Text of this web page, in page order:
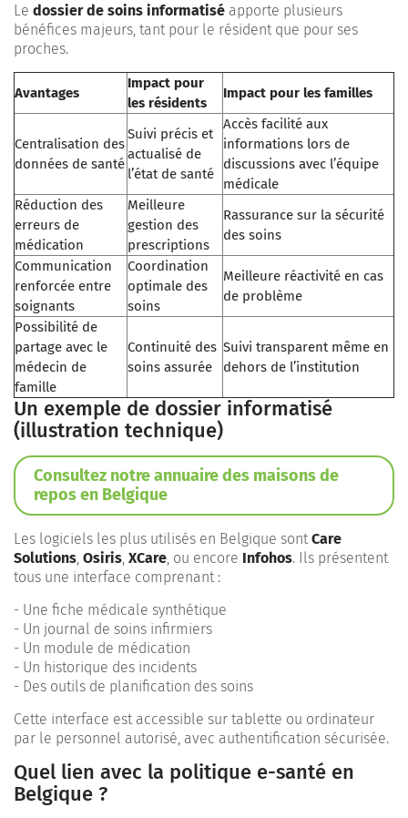
Le dossier de soins informatisé apporte plusieurs
bénéfices majeurs, tant pour le résident que pour ses
proches.
Avantages
Impact pour
les résidents
Impact pour les familles
Centralisation des
données de santé
Suivi précis et
actualisé de
l’état de santé
Accès facilité aux
informations lors de
discussions avec l’équipe
médicale
Réduction des
erreurs de
médication
Meilleure
gestion des
prescriptions
Rassurance sur la sécurité
des soins
Communication
renforcée entre
soignants
Coordination
optimale des
soins
Meilleure réactivité en cas
de problème
Possibilité de
partage avec le
médecin de
famille
Continuité des
soins assurée
Suivi transparent même en
dehors de l’institution
Un exemple de dossier informatisé
(illustration technique)
Consultez notre annuaire des maisons de
repos en Belgique
Les logiciels les plus utilisés en Belgique sontCare
Solutions, Osiris, XCare, ou encore Infohos. Ils présentent
tous une interface comprenant :
- Une fiche médicale synthétique
- Un journal de soins infirmiers
- Un module de médication
- Un historique des incidents
- Des outils de planification des soins
Cette interface est accessible sur tablette ou ordinateur
par le personnel autorisé, avec authentification sécurisée.
Quel lien avec la politique e-santé en
Belgique ?